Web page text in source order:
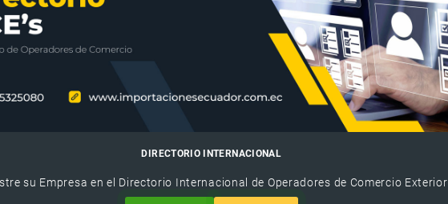
DIRECTORIO INTERNACIONAL
su Empresa en el Directorio Internacional de Operadores de Comercio Exterior